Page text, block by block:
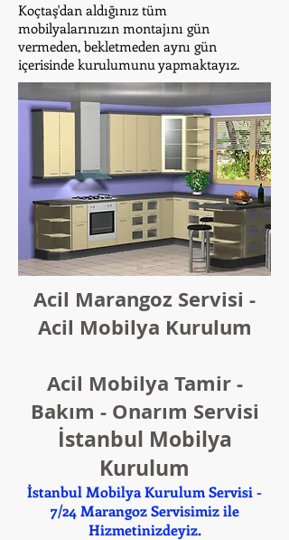
Koçtaş'dan aldığınız tüm
mobilyalarınızın montajını gün
vermeden, bekletmeden aynı gün
içerisinde kurulumunu yapmaktayız.
Acil Marangoz Servisi -
Acil Mobilya Kurulum
Acil Mobilya Tamir -
Bakım - Onarım Servisi
İstanbul Mobilya
Kurulum
İstanbul Mobilya Kurulum Servisi -
7/24 Marangoz Servisimiz ile
Hizmetinizdeyiz.